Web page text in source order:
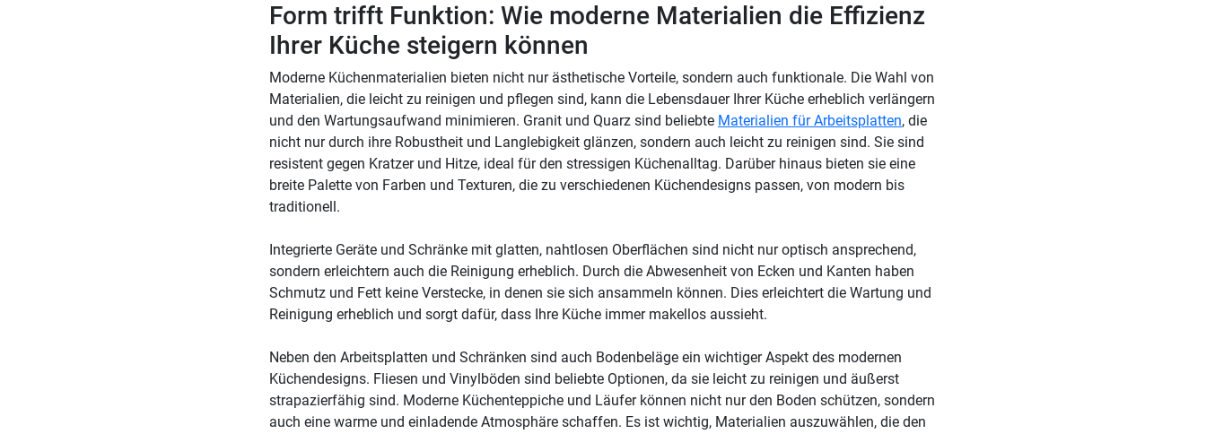
Form trifft Funktion: Wie moderne Materialien die Effizienz
Ihrer Küche steigern können
Moderne Küchenmaterialien bieten nicht nur ästhetische Vorteile, sondern auch funktionale. Die Wahl von
Materialien, die leicht zu reinigen und pflegen sind, kann die Lebensdauer Ihrer Küche erheblich verlängern
und den Wartungsaufwand minimieren. Granit und Quarz sind beliebte Materialien für Arbeitsplatten, die
nicht nur durch ihre Robustheit und Langlebigkeit glänzen, sondern auch leicht zu reinigen sind. Sie sind
resistent gegen Kratzer und Hitze, ideal für den stressigen Küchenalltag. Darüber hinaus bieten sie eine
breite Palette von Farben und Texturen, die zu verschiedenen Küchendesigns passen, von modern bis
traditionell.
Integrierte Geräte und Schränke mit glatten, nahtlosen Oberflächen sind nicht nur optisch ansprechend,
sondern erleichtern auch die Reinigung erheblich. Durch die Abwesenheit von Ecken und Kanten haben
Schmutz und Fett keine Verstecke, in denen sie sich ansammeln können. Dies erleichtert die Wartung und
Reinigung erheblich und sorgt dafür, dass Ihre Küche immer makellos aussieht.
Neben den Arbeitsplatten und Schränken sind auch Bodenbeläge ein wichtiger Aspekt des modernen
Küchendesigns. Fliesen und Vinylböden sind beliebte Optionen, da sie leicht zu reinigen und äußerst
strapazierfähig sind. Moderne Küchenteppiche und Läufer können nicht nur den Boden schützen, sondern
auch eine warme und einladende Atmosphäre schaffen. Es ist wichtig, Materialien auszuwählen, die den